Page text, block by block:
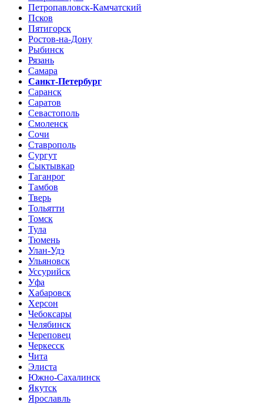
Петропавловск-Камчатский
Псков
Пятигорск
Ростов-на-Дону
Рыбинск
Рязань
Самара
Санкт-Петербург
Саранск
Саратов
Севастополь
Смоленск
Сочи
Ставрополь
Сургут
Сыктывкар
Таганрог
Тамбов
Тверь
Тольятти
Томск
Тула
Тюмень
Улан-Удэ
Ульяновск
Уссурийск
Уфа
Хабаровск
Херсон
Чебоксары
Челябинск
Череповец
Черкесск
Чита
Элиста
Южно-Сахалинск
Якутск
Ярославль